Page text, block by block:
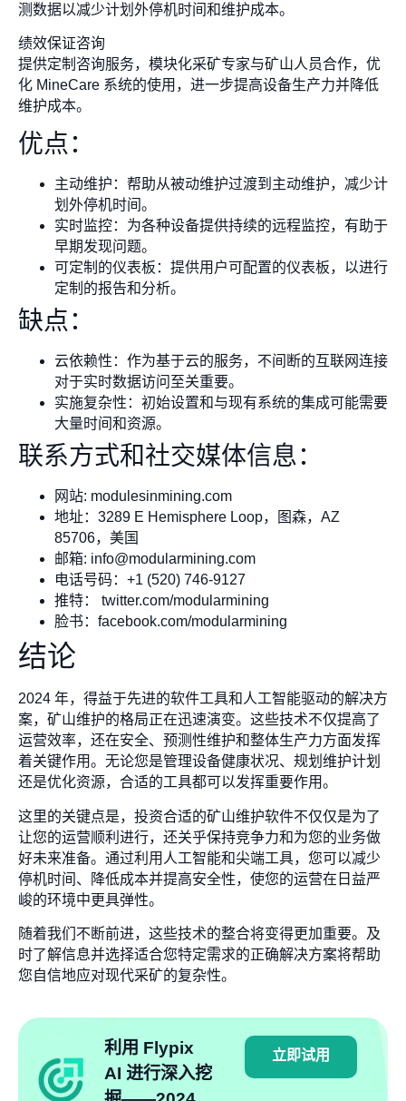
测数据以减少计划外停机时间和维护成本。
绩效保证咨询
提供定制咨询服务，模块化采矿专家与矿山人员合作，优
化 MineCare 系统的使用，进一步提高设备生产力并降低
维护成本。
优点：
主动维护：帮助从被动维护过渡到主动维护，减少计
划外停机时间。
实时监控：为各种设备提供持续的远程监控，有助于
早期发现问题。
可定制的仪表板：提供用户可配置的仪表板，以进行
定制的报告和分析。
缺点：
云依赖性：作为基于云的服务，不间断的互联网连接
对于实时数据访问至关重要。
实施复杂性：初始设置和与现有系统的集成可能需要
大量时间和资源。
联系方式和社交媒体信息：
网站: modulesinmining.com
地址：3289 E Hemisphere Loop，图森，AZ
85706，美国
邮箱: info@modularmining.com
电话号码：+1 (520) 746-9127
推特： twitter.com/modularmining
脸书：facebook.com/modularmining
结论
2024 年，得益于先进的软件工具和人工智能驱动的解决方
案，矿山维护的格局正在迅速演变。这些技术不仅提高了
运营效率，还在安全、预测性维护和整体生产力方面发挥
着关键作用。无论您是管理设备健康状况、规划维护计划
还是优化资源，合适的工具都可以发挥重要作用。
这里的关键点是，投资合适的矿山维护软件不仅仅是为了
让您的运营顺利进行，还关乎保持竞争力和为您的业务做
好未来准备。通过利用人工智能和尖端工具，您可以减少
停机时间、降低成本并提高安全性，使您的运营在日益严
峻的环境中更具弹性。
随着我们不断前进，这些技术的整合将变得更加重要。及
时了解信息并选择适合您特定需求的正确解决方案将帮助
您自信地应对现代采矿的复杂性。
利用 Flypix
AI 进行深入挖
立即试用